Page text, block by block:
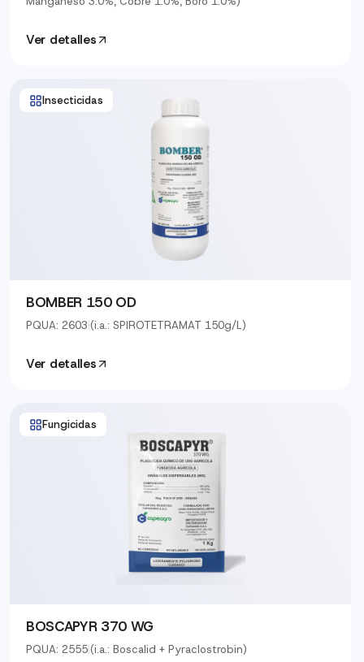
Ver detalles
Insecticidas
BOMBER 150 OD
PQUA: 2603|(i.a.: SPIROTETRAMAT 150g/L)
Ver detalles
Fungicidas
BOSCAPYR 370 WG
PQUA: 2555|(i.a.: Boscalid + Pyraclostrobin)